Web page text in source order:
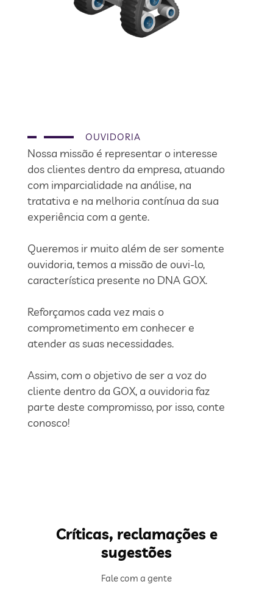
OUVIDORIA
Nossa missão é representar o interesse
dos clientes dentro da empresa, atuando
com imparcialidade na análise, na
tratativa e na melhoria contínua da sua
experiência com a gente.
Queremos ir muito além de ser somente
ouvidoria, temos a missão de ouvi-lo,
característica presente no DNA GOX.
Reforçamos cada vez mais o
comprometimento em conhecer e
atender as suas necessidades.
Assim, com o objetivo de ser a voz do
cliente dentro da GOX, a ouvidoria faz
parte deste compromisso, por isso, conte
conosco!
Críticas, reclamações e
sugestões
Fale com a gente